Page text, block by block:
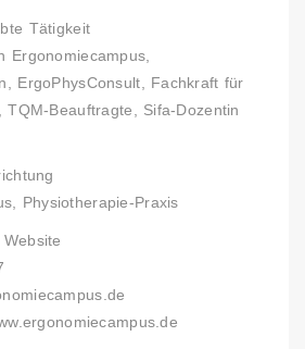
Tätigkeit
Ergonomiecampus,
ErgoPhysConsult, Fachkraft für
TQM-Beauftragte, Sifa-Dozentin
Physiotherapie-Praxis